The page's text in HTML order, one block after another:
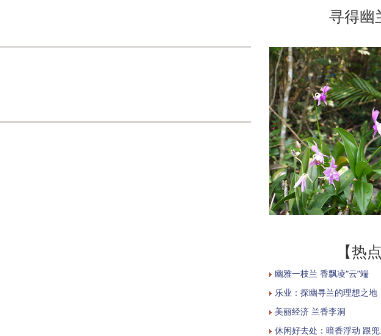
寻得幽
【热
幽雅一枝兰 香飘凌“云”端
乐业：探幽寻兰的理想之地
美丽经济 兰香李洞
休闲好去处：暗香浮动 跟